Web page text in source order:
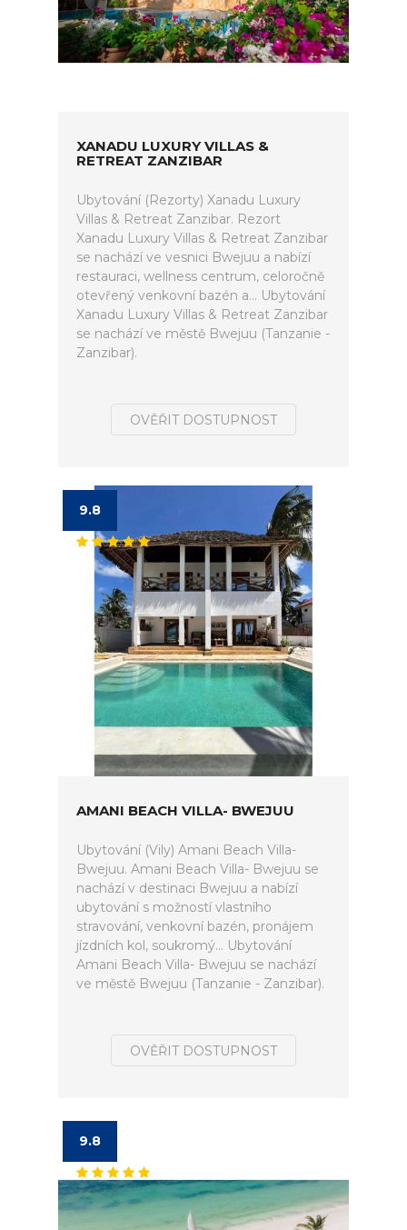
XANADU LUXURY VILLAS &
RETREAT ZANZIBAR
Ubytování (Rezorty) Xanadu Luxury
Villas & Retreat Zanzibar. Rezort
Xanadu Luxury Villas & Retreat Zanzibar
se nachází ve vesnici Bwejuu a nabízí
restauraci, wellness centrum, celoročně
otevřený venkovní bazén a... Ubytování
Xanadu Luxury Villas & Retreat Zanzibar
se nachází ve městě Bwejuu (Tanzanie -
Zanzibar).
OVĚŘIT DOSTUPNOST
9.8
AMANI BEACH VILLA- BWEJUU
Ubytování (Vily) Amani Beach Villa-
Bwejuu. Amani Beach Villa- Bwejuu se
nachází v destinaci Bwejuu a nabízí
ubytování s možností vlastního
stravování, venkovní bazén, pronájem
jízdních kol, soukromý... Ubytování
Amani Beach Villa- Bwejuu se nachází
ve městě Bwejuu (Tanzanie - Zanzibar).
OVĚŘIT DOSTUPNOST
9.8